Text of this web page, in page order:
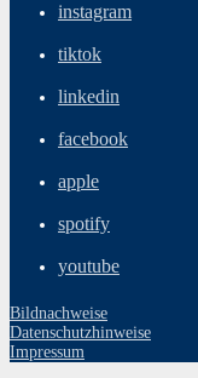
instagram
tiktok
linkedin
facebook
apple
spotify
youtube
Bildnachweise
Datenschutzhinweise
Impressum